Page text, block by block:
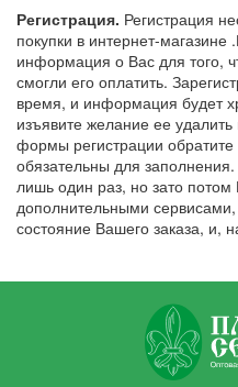
Регистрация. Регистрация
покупки в интернет-
информация о Вас для того,
смогли его оплатить.
время, и информация будет
изъявите желание ее
формы регистрации
обязательны для заполнения.
лишь один раз, но зато
дополнительными
состояние Вашего заказа, и,